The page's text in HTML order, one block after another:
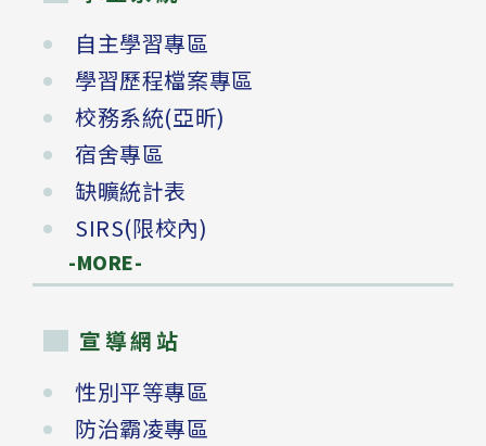
自主學習專區
學習歷程檔案專區
校務系統(亞昕)
宿舍專區
缺曠統計表
SIRS(限校內)
-MORE-
宣導網站
性別平等專區
防治霸凌專區